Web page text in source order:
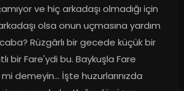
ve hiç arkadaşı olmadığı için
olsa onun uçmasına yardım
Rüzgârlı bir gecede küçük bir
bir Fare'ydi bu. Baykuşla Fare
demeyin… İşte huzurlarınızda